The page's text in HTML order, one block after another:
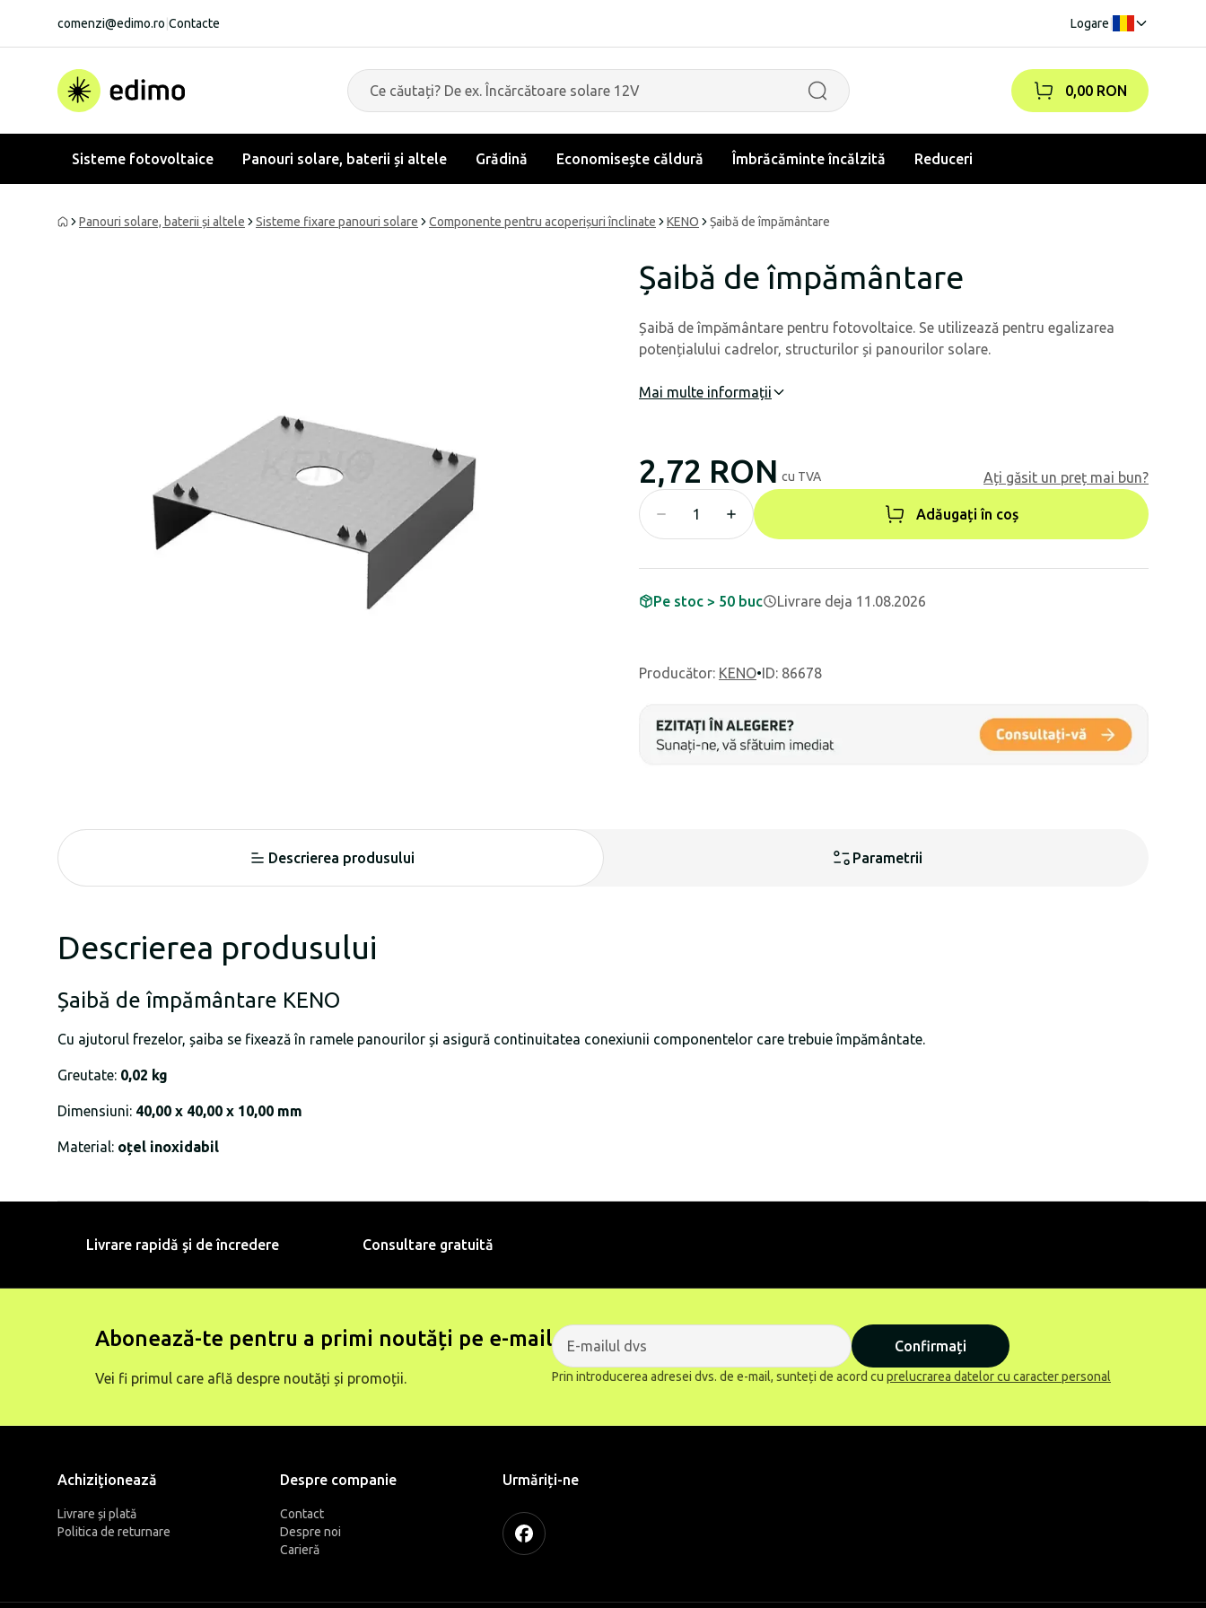
comenzi@edimo.ro Contacte Logare
0,00 RON
Sisteme fotovoltaice Panouri solare, baterii și altele Grădină Economisește căldură Îmbrăcăminte încălzită Reduceri
Panouri solare, baterii și altele Sisteme fixare panouri solare Componente pentru acoperișuri înclinate KENO Șaibă de împământare
Șaibă de împământare
Șaibă de împământare pentru fotovoltaice. Se utilizează pentru egalizarea
potențialului cadrelor, structurilor și panourilor solare.
Mai multe informații
2,72 RON cu TVA Ați găsit un preț mai bun?
Adăugați în coș
Pe stoc > 50 buc Livrare deja 11.08.2026
Producător: KENO•ID: 86678
Descrierea produsului Parametrii
Descrierea produsului
Șaibă de împământare KENO
Cu ajutorul frezelor, șaiba se fixează în ramele panourilor și asigură continuitatea conexiunii componentelor care trebuie împământate.
Greutate: 0,02 kg
Dimensiuni: 40,00 x 40,00 x 10,00 mm
Material: oțel inoxidabil
Livrare rapidă şi de încredere Consultare gratuită
Abonează-te pentru a primi noutăți pe e-mail
Vei fi primul care află despre noutăți și promoții.
Confirmați
Prin introducerea adresei dvs. de e-mail, sunteți de acord cu prelucrarea datelor cu caracter personal
Achiziţionează
Livrare și plată
Politica de returnare
Despre companie
Contact
Despre noi
Carieră
Urmăriți-ne